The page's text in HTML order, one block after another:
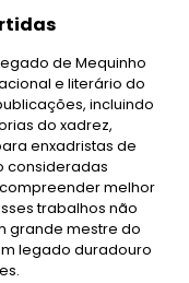
de Mequinho
e literário do
incluindo
do xadrez,
enxadristas de
consideradas
melhor
trabalhos não
grande mestre do
legado duradouro